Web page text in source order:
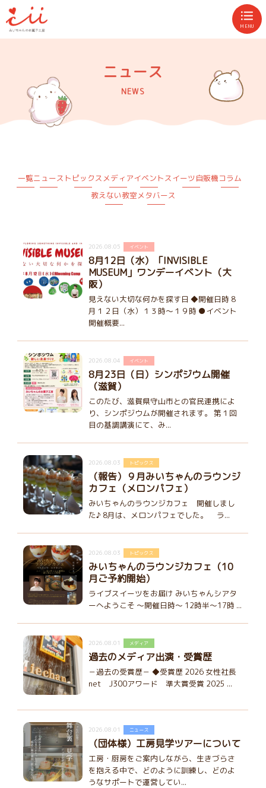
MENU
ニュース
NEWS
一覧ニュース トピックスメディアイベントスイーツ自販機コラム
教えない教室メタバース
2026.08.05 イベント
8月12日（水）「INVISIBLE
MUSEUM」ワンデーイベント（大
阪）
見えない大切な何かを探す日 ◆開催日時 8
月１２日（水）１３時～１９時 ●イベント
開催概要...
2026.08.04 イベント
8月23日（日）シンポジウム開催
（滋賀）
このたび、滋賀県守山市との官民連携によ
り、シンポジウムが開催されます。 第１回
目の基調講演にて、み...
2026.08.03 トピックス
（報告）９月みいちゃんのラウンジ
カフェ（メロンパフェ）
みいちゃんのラウンジカフェ 開催しまし
た♪ 8月は、メロンパフェでした。 ラ...
2026.08.03 トピックス
みいちゃんのラウンジカフェ（10
月ご予約開始）
ライブスイーツをお届け みいちゃんシアタ
ーへようこそ ～開催日時～ 12時半～17時 ...
2026.08.01 メディア
過去のメディア出演・受賞歴
－過去の受賞歴－ ◆受賞歴 2026 女性社長
net J300アワード 準大賞受賞 2025 ...
2026.08.01 ニュース
（団体様）工房見学ツアーについて
工房・厨房をご案内しながら、生きづらさ
を抱える中で、どのように訓練し、どのよ
うなサポートで運営してい...